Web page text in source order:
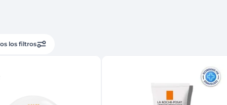
Jabón en
Jabon
Higiene
los filtros